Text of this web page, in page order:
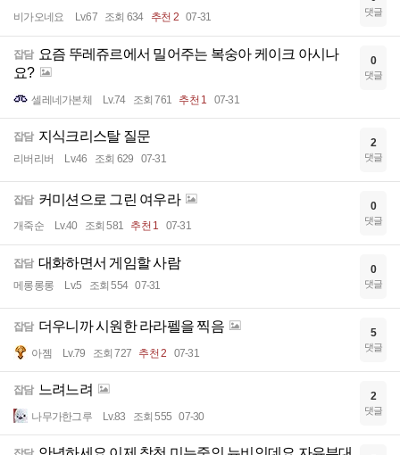
비가오네요 Lv.67 조회 634 추천 2 07-31 댓글
잡담 요즘 뚜레쥬르에서 밀어주는 복숭아 케이크 아시나
요?
셀레네가본체 Lv.74 조회 761 추천 1 07-31
0
댓글
잡담 지식크리스탈 질문
리버리버 Lv.46 조회 629 07-31
2
댓글
잡담 커미션으로 그린 여우라
개죽순 Lv.40 조회 581 추천 1 07-31
0
댓글
잡담 대화하면서 게임할 사람
메롱롱롱 Lv.5 조회 554 07-31
0
댓글
잡담 더우니까 시원한 라라펠을 찍음
아젬 Lv.79 조회 727 추천 2 07-31
5
댓글
잡담 느려느려
나무가한그루 Lv.83 조회 555 07-30
2
댓글